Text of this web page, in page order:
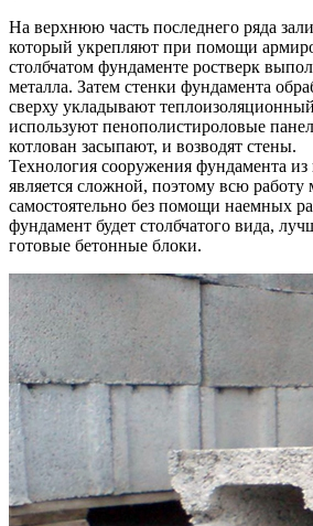
На верхнюю часть последнего ряда
который укрепляют при помощи
столбчатом фундаменте ростверк
металла. Затем стенки фундамента
сверху укладывают
используют пенополистироловые
котлован засыпают, и возводят стены.
Технология сооружения фундамента из
является сложной, поэтому всю
самостоятельно без помощи наемных
фундамент будет столбчатого вида,
готовые бетонные блоки.